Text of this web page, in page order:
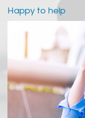
Happy to help